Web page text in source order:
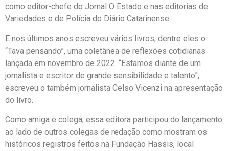
como editor-chefe do Jornal O Estado e nas editorias de
Variedades e de Polícia do Diário Catarinense.
E nos últimos anos escreveu vários livros, dentre eles o
“Tava pensando”, uma coletânea de reflexões cotidianas
lançada em novembro de 2022. “Estamos diante de um
jornalista e escritor de grande sensibilidade e talento”,
escreveu o também jornalista Celso Vicenzi na apresentação
do livro.
Como amiga e colega, essa editora participou do lançamento
ao lado de outros colegas de redação como mostram os
históricos registros feitos na Fundação Hassis, local